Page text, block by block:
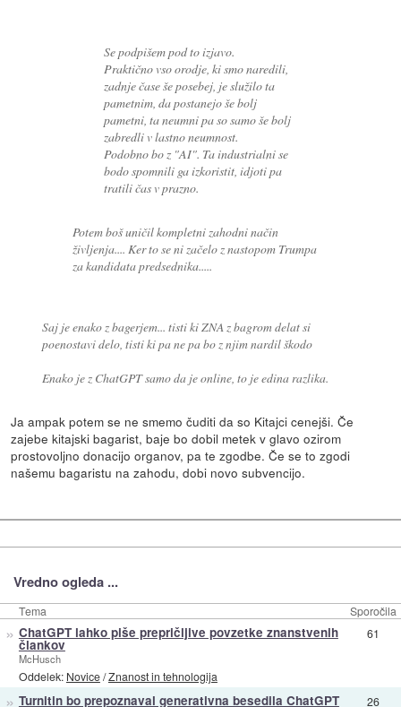
Se podpišem pod to izjavo.
Praktično vso orodje, ki smo naredili,
zadnje čase še posebej, je služilo ta
pametnim, da postanejo še bolj
pametni, ta neumni pa so samo še bolj
zabredli v lastno neumnost.
Podobno bo z "AI". Ta industrialni se
bodo spomnili ga izkoristit, idjoti pa
tratili čas v prazno.
Potem boš uničil kompletni zahodni način
življenja.... Ker to se ni začelo z nastopom Trumpa
za kandidata predsednika.....
Saj je enako z bagerjem... tisti ki ZNA z bagrom delat si
poenostavi delo, tisti ki pa ne pa bo z njim nardil škodo
Enako je z ChatGPT samo da je online, to je edina razlika.
Ja ampak potem se ne smemo čuditi da so Kitajci cenejši. Če
zajebe kitajski bagarist, baje bo dobil metek v glavo ozirom
prostovoljno donacijo organov, pa te zgodbe. Če se to zgodi
našemu bagaristu na zahodu, dobi novo subvencijo.
Vredno ogleda ...
Tema Sporočila
» ChatGPT lahko piše prepričljive povzetke znanstvenih
člankov
McHusch
Oddelek: Novice/Znanost in tehnologija
61
» Turnitin bo prepoznaval generativna besedila ChatGPT 26